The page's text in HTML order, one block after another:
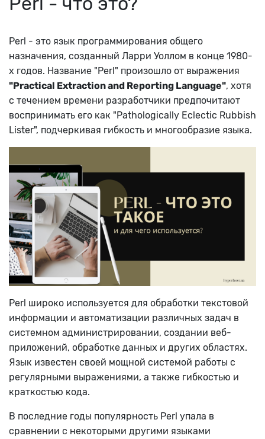
Perl - это язык программирования общего
назначения, созданный Ларри Уоллом в конце 1980-
х годов. Название "Perl" произошло от выражения
"Practical Extraction and Reporting Language", хотя
с течением времени разработчики предпочитают
воспринимать его как "Pathologically Eclectic Rubbish
Lister", подчеркивая гибкость и многообразие языка.
Perl широко используется для обработки текстовой
информации и автоматизации различных задач в
системном администрировании, создании веб-
приложений, обработке данных и других областях.
Язык известен своей мощной системой работы с
регулярными выражениями, а также гибкостью и
краткостью кода.
В последние годы популярность Perl упала в
сравнении с некоторыми другими языками